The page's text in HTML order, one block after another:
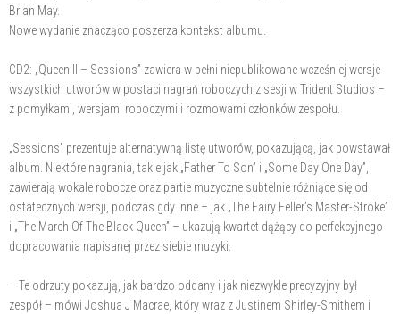
Brian May.
Nowe wydanie znacząco poszerza kontekst albumu.
CD2: „Queen II – Sessions” zawiera w pełni niepublikowane wcześniej wersje
wszystkich utworów w postaci nagrań roboczych z sesji w Trident Studios –
z pomyłkami, wersjami roboczymi i rozmowami członków zespołu.
„Sessions” prezentuje alternatywną listę utworów, pokazującą, jak powstawał
album. Niektóre nagrania, takie jak „Father To Son” i „Some Day One Day”,
zawierają wokale robocze oraz partie muzyczne subtelnie różniące się od
ostatecznych wersji, podczas gdy inne – jak „The Fairy Feller’s Master-Stroke”
i „The March Of The Black Queen” – ukazują kwartet dążący do perfekcyjnego
dopracowania napisanej przez siebie muzyki.
– Te odrzuty pokazują, jak bardzo oddany i jak niezwykle precyzyjny był
zespół – mówi Joshua J Macrae, który wraz z Justinem Shirley-Smithem i